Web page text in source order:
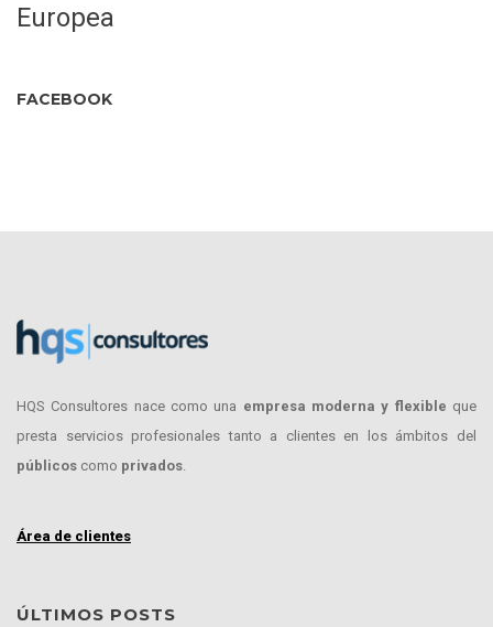
Europea
FACEBOOK
HQS Consultores nace como una empresa moderna y flexible que
presta servicios profesionales tanto a clientes en los ámbitos del
públicos como privados.
Área de clientes
ÚLTIMOS POSTS